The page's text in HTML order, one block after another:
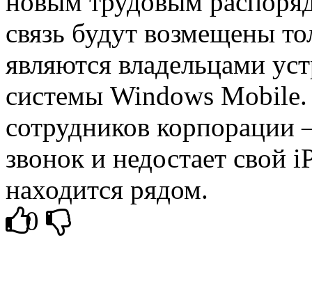
связь будут возмещены
являются владельцами
системы Windows Mobile.
сотрудников корпорации
звонок и недостает свой
находится рядом.
0